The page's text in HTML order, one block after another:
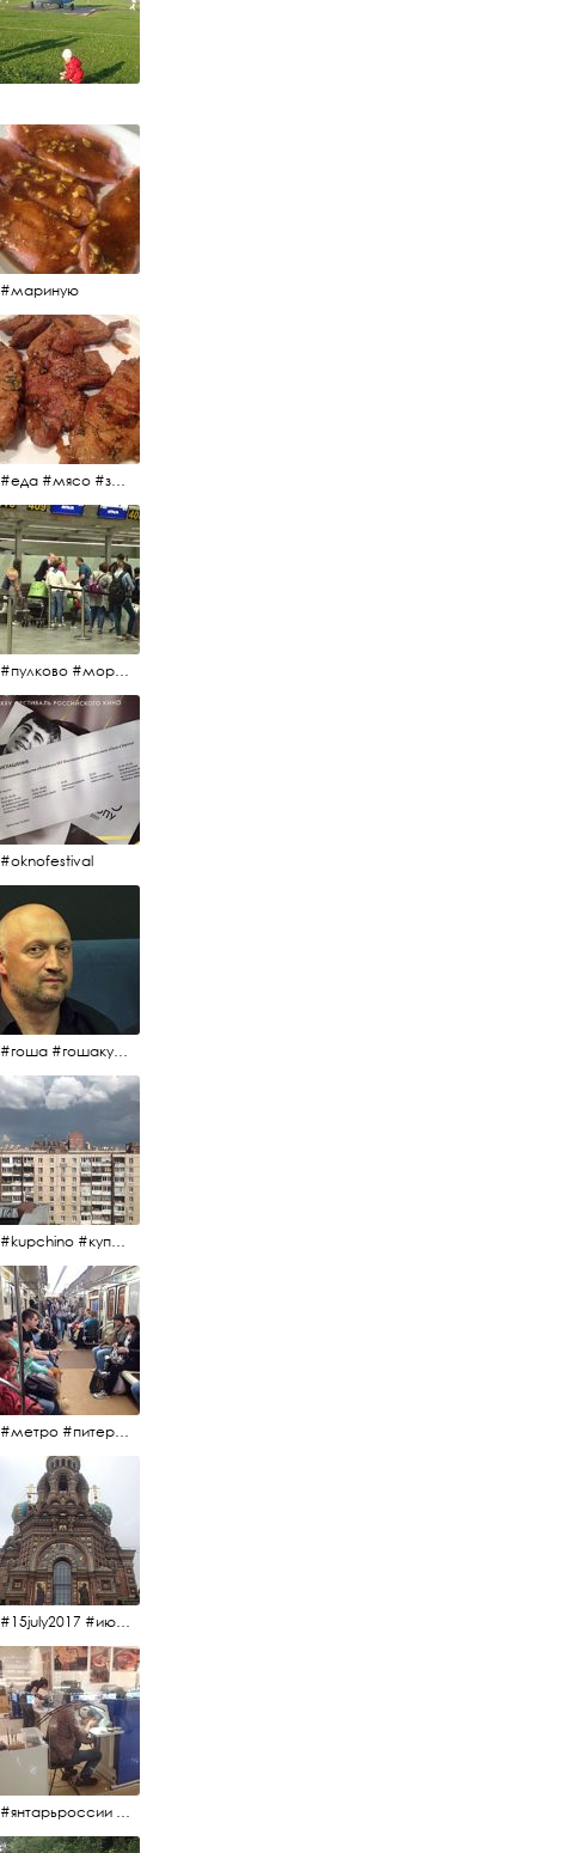
#мариную
#еда #мясо #завтрак #источниквдохновения #люблюготовить
#пулково #море #песок #лето #морепесоксолнце #дваночи
#oknofestival
#гоша #гошакуценко #oknofestival
#kupchino #купчиноспб
#метро #питерскоеметро #невскаялиния
#15july2017 #июльскийдень2017 #спаснакрови
#янтарьроссии #янтарь